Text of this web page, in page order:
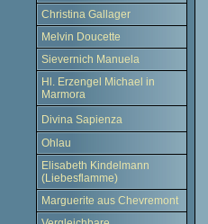
Christina Gallager
Melvin Doucette
Sievernich Manuela
Hl. Erzengel Michael in
Marmora
Divina Sapienza
Ohlau
Elisabeth Kindelmann
(Liebesflamme)
Marguerite aus Chevremont